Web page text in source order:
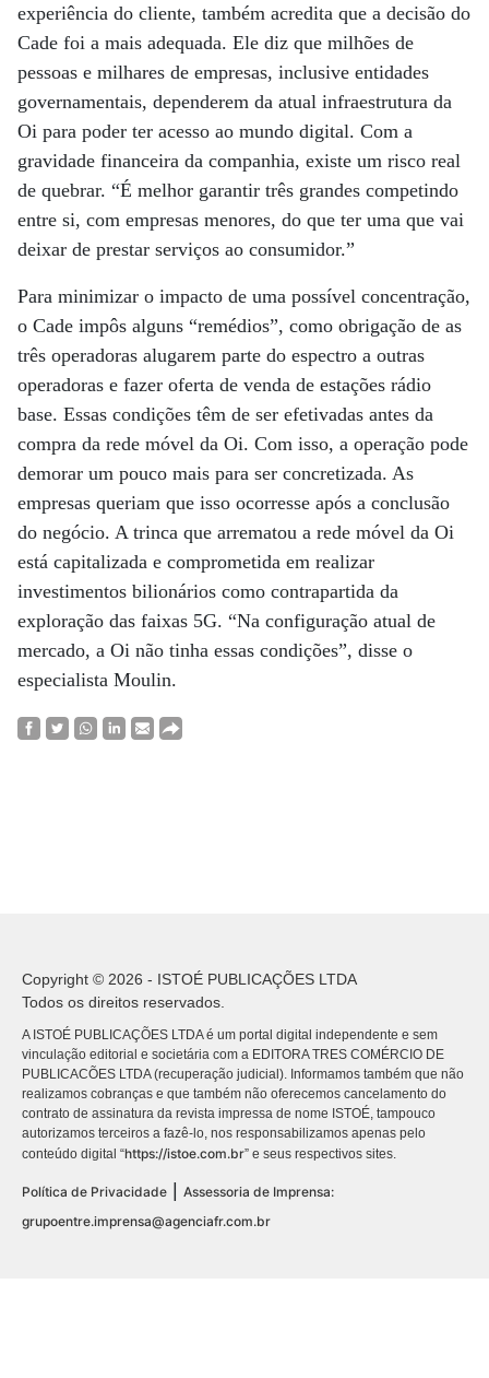
experiência do cliente, também acredita que a decisão do
Cade foi a mais adequada. Ele diz que milhões de
pessoas e milhares de empresas, inclusive entidades
governamentais, dependerem da atual infraestrutura da
Oi para poder ter acesso ao mundo digital. Com a
gravidade financeira da companhia, existe um risco real
de quebrar. “É melhor garantir três grandes competindo
entre si, com empresas menores, do que ter uma que vai
deixar de prestar serviços ao consumidor.”
Para minimizar o impacto de uma possível concentração,
o Cade impôs alguns “remédios”, como obrigação de as
três operadoras alugarem parte do espectro a outras
operadoras e fazer oferta de venda de estações rádio
base. Essas condições têm de ser efetivadas antes da
compra da rede móvel da Oi. Com isso, a operação pode
demorar um pouco mais para ser concretizada. As
empresas queriam que isso ocorresse após a conclusão
do negócio. A trinca que arrematou a rede móvel da Oi
está capitalizada e comprometida em realizar
investimentos bilionários como contrapartida da
exploração das faixas 5G. “Na configuração atual de
mercado, a Oi não tinha essas condições”, disse o
especialista Moulin.
Copyright © 2026 - ISTOÉ PUBLICAÇÕES LTDA
Todos os direitos reservados.
A ISTOÉ PUBLICAÇÕES LTDA é um portal digital independente e sem
vinculação editorial e societária com a EDITORA TRES COMÉRCIO DE
PUBLICACÕES LTDA (recuperação judicial). Informamos também que não
realizamos cobranças e que também não oferecemos cancelamento do
contrato de assinatura da revista impressa de nome ISTOÉ, tampouco
autorizamos terceiros a fazê-lo, nos responsabilizamos apenas pelo
conteúdo digital “https://istoe.com.br” e seus respectivos sites.
Política de Privacidade | Assessoria de Imprensa:
grupoentre.imprensa@agenciafr.com.br